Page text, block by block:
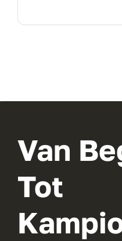
Van
Tot